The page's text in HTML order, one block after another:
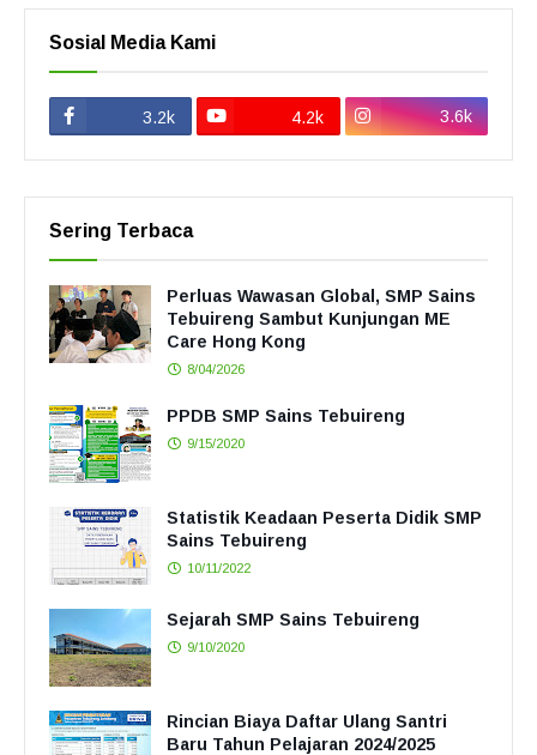
Sosial Media Kami
3.2k 4.2k 3.6k
Sering Terbaca
Perluas Wawasan Global, SMP Sains
Tebuireng Sambut Kunjungan ME
Care Hong Kong
8/04/2026
PPDB SMP Sains Tebuireng
9/15/2020
Statistik Keadaan Peserta Didik SMP
Sains Tebuireng
10/11/2022
Sejarah SMP Sains Tebuireng
9/10/2020
Rincian Biaya Daftar Ulang Santri
Baru Tahun Pelajaran 2024/2025